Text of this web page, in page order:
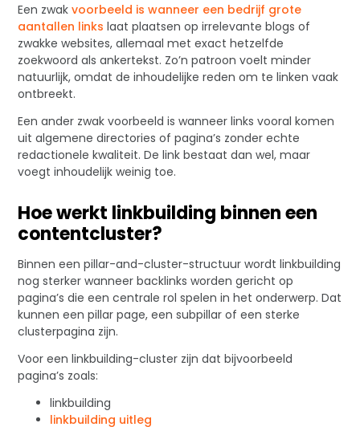
Een zwakvoorbeeld is wanneer een bedrijf grote
aantallen links laat plaatsen op irrelevante blogs of
zwakke websites, allemaal met exact hetzelfde
zoekwoord als ankertekst. Zo’n patroon voelt minder
natuurlijk, omdat de inhoudelijke reden om te linken vaak
ontbreekt.
Een ander zwak voorbeeld is wanneer links vooral komen
uit algemene directories of pagina’s zonder echte
redactionele kwaliteit. De link bestaat dan wel, maar
voegt inhoudelijk weinig toe.
Hoe werkt linkbuilding binnen een
contentcluster?
Binnen een pillar-and-cluster-structuur wordt linkbuilding
nog sterker wanneer backlinks worden gericht op
pagina’s die een centrale rol spelen in het onderwerp. Dat
kunnen een pillar page, een subpillar of een sterke
clusterpagina zijn.
Voor een linkbuilding-cluster zijn dat bijvoorbeeld
pagina’s zoals:
linkbuilding
linkbuilding uitleg